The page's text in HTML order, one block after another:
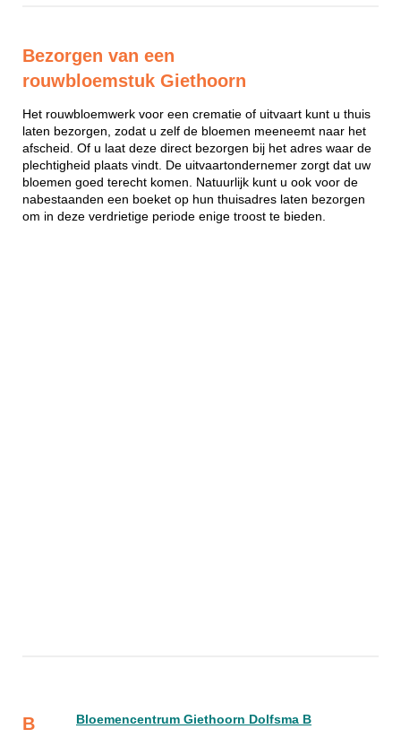
Bezorgen van een
rouwbloemstuk Giethoorn
Het rouwbloemwerk voor een crematie of uitvaart kunt u thuis
laten bezorgen, zodat u zelf de bloemen meeneemt naar het
afscheid. Of u laat deze direct bezorgen bij het adres waar de
plechtigheid plaats vindt. De uitvaartondernemer zorgt dat uw
bloemen goed terecht komen. Natuurlijk kunt u ook voor de
nabestaanden een boeket op hun thuisadres laten bezorgen
om in deze verdrietige periode enige troost te bieden.
B Bloemencentrum Giethoorn Dolfsma B